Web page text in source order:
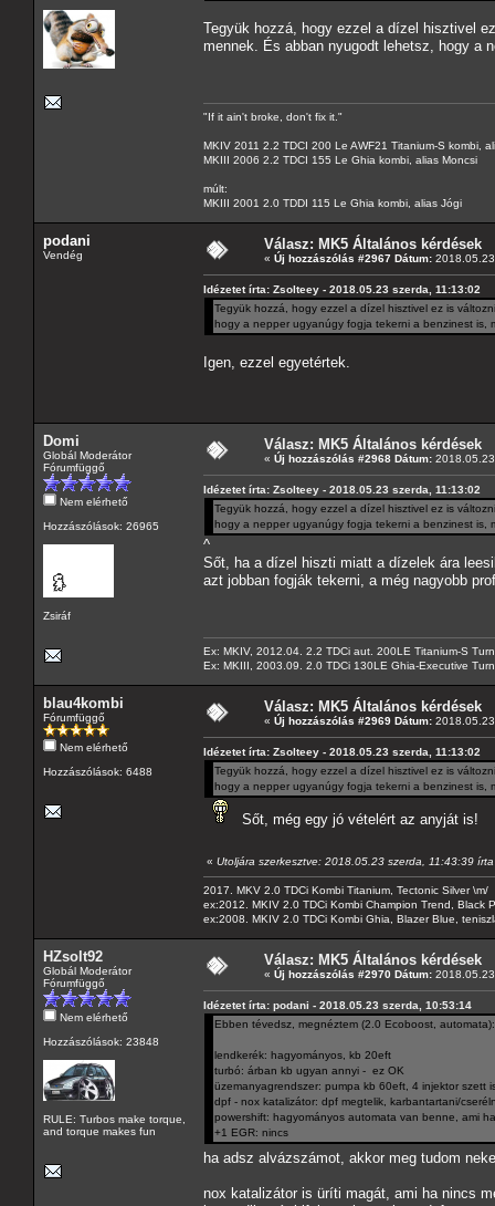
Tegyük hozzá, hogy ezzel a dízel hisztivel
mennek. És abban nyugodt lehetsz, hogy a
"If it ain't broke, don't fix it."
MKIV 2011 2.2 TDCI 200 Le AWF21 Titanium-S kombi,
MKIII 2006 2.2 TDCI 155 Le Ghia kombi, alias Moncsi
múlt:
MKIII 2001 2.0 TDDI 115 Le Ghia kombi, alias Jógi
podani
Vendég
Válasz: MK5 Általános kérdések
« Új hozzászólás #2967 Dátum:
Idézetet írta: Zsolteey - 2018.05.23 szerda, 11:13:02
Tegyük hozzá, hogy ezzel a dízel hisztivel ez is
hogy a nepper ugyanúgy fogja tekerni a benzinest is,
Igen, ezzel egyetértek.
Domi
Globál Moderátor
Fórumfüggő
Nem elérhető
Hozzászólások: 26965
Zsiráf
Válasz: MK5 Általános kérdések
« Új hozzászólás #2968 Dátum:
Idézetet írta: Zsolteey - 2018.05.23 szerda, 11:13:02
Tegyük hozzá, hogy ezzel a dízel hisztivel ez is
hogy a nepper ugyanúgy fogja tekerni a benzinest is,
^
Sőt, ha a dízel hiszti miatt a dízelek ára
azt jobban fogják tekerni, a még nagyobb
Ex: MKIV, 2012.04. 2.2 TDCi aut. 200LE Titanium-S
Ex: MKIII, 2003.09. 2.0 TDCi 130LE Ghia-Executive
blau4kombi
Fórumfüggő
Nem elérhető
Hozzászólások: 6488
Válasz: MK5 Általános kérdések
« Új hozzászólás #2969 Dátum:
Idézetet írta: Zsolteey - 2018.05.23 szerda, 11:13:02
Tegyük hozzá, hogy ezzel a dízel hisztivel ez is
hogy a nepper ugyanúgy fogja tekerni a benzinest is,
Sőt, még egy jó vételért az anyját is!
« Utoljára szerkesztve: 2018.05.23 szerda, 11:43:39
2017. MKV 2.0 TDCi Kombi Titanium, Tectonic Silver \m/
ex:2012. MKIV 2.0 TDCi Kombi Champion Trend, Black
ex:2008. MKIV 2.0 TDCi Kombi Ghia, Blazer Blue,
HZsolt92
Globál Moderátor
Fórumfüggő
Nem elérhető
Hozzászólások: 23848
RULE: Turbos make torque,
and torque makes fun
Válasz: MK5 Általános kérdések
« Új hozzászólás #2970 Dátum:
Idézetet írta: podani - 2018.05.23 szerda, 10:53:14
Ebben tévedsz, megnéztem (2.0 Ecoboost, automata):
lendkerék: hagyományos, kb 20eft
turbó: árban kb ugyan annyi - ez OK
üzemanyagrendszer: pumpa kb 60eft, 4 injektor szett
dpf - nox katalizátor: dpf megtelik, karbantartani/
powershift: hagyományos automata van benne, ami
+1 EGR: nincs
ha adsz alvázszámot, akkor meg tudom
nox katalizátor is üríti magát, ami ha nincs